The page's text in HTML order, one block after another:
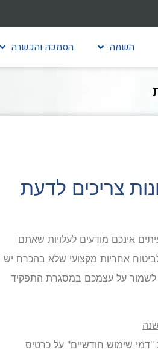
השמה הסמכה והכשרה
צריכים לדעת
אינכם מודעים לעלויות שאתם
לביטוח אחריות מקצועי שלא בהכרח יש
שיסייעו לכם לשמור על עצמכם במסגרת התפקיד
שימוש חודשיים" על כרטיס